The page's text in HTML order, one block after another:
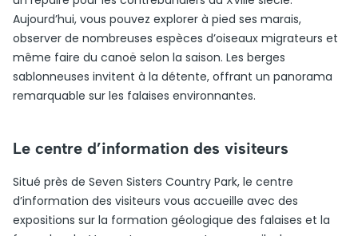
Aujourd’hui, vous pouvez explorer à pied ses marais,
observer de nombreuses espèces d’oiseaux migrateurs et
même faire du canoë selon la saison. Les berges
sablonneuses invitent à la détente, offrant un panorama
remarquable sur les falaises environnantes.
Le centre d’information des visiteurs
Situé près de Seven Sisters Country Park, le centre
d’information des visiteurs vous accueille avec des
expositions sur la formation géologique des falaises et la